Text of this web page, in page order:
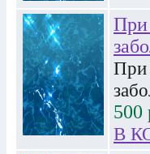
При
При
500
В